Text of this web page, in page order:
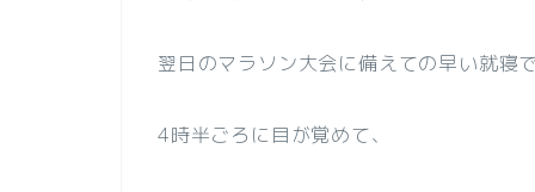
翌日のマラソン大会に備えての早い就寝
4時半ごろに目が覚めて、